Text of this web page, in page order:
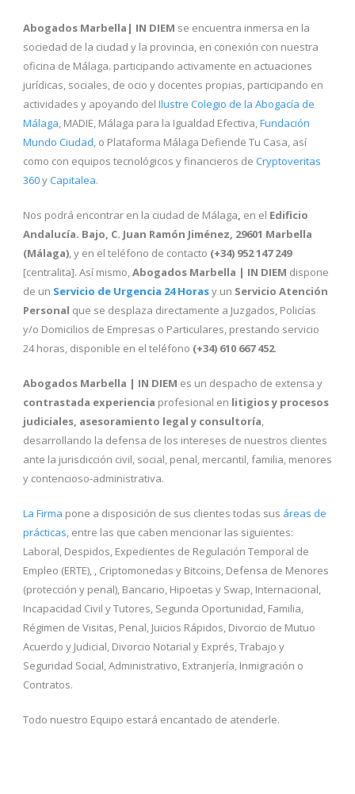
Abogados Marbella| IN DIEM se encuentra inmersa en la
sociedad de la ciudad y la provincia, en conexión con nuestra
oficina de Málaga. participando activamente en actuaciones
jurídicas, sociales, de ocio y docentes propias, participando en
actividades y apoyando del Ilustre Colegio de la Abogacía de
Málaga, MADIE, Málaga para la Igualdad Efectiva,Fundación
Mundo Ciudad, o Plataforma Málaga Defiende Tu Casa, así
como con equipos tecnológicos y financieros de Cryptoveritas
360yCapitalea.
Nos podrá encontrar en la ciudad de Málaga, en el Edificio
Andalucía. Bajo, C. Juan Ramón Jiménez, 29601 Marbella
(Málaga), y en el teléfono de contacto (+34) 952 147 249
[centralita]. Así mismo,Abogados Marbella | IN DIEM dispone
de un Servicio de Urgencia 24 Horasy un Servicio Atención
Personal que se desplaza directamente a Juzgados, Policías
y/o Domicilios de Empresas o Particulares, prestando servicio
24 horas, disponible en el teléfono (+34) 610 667 452.
Abogados Marbella | IN DIEM es un despacho de extensa y
contrastada experiencia profesional en litigios y procesos
judiciales, asesoramiento legal y consultoría,
desarrollando la defensa de los intereses de nuestros clientes
ante la jurisdicción civil, social, penal, mercantil, familia, menores
y contencioso-administrativa.
La Firma pone a disposición de sus clientes todas sus áreas de
prácticas, entre las que caben mencionar las siguientes:
Laboral, Despidos, Expedientes de Regulación Temporal de
Empleo (ERTE), , Criptomonedas y Bitcoins, Defensa de Menores
(protección y penal), Bancario, Hipoetas y Swap, Internacional,
Incapacidad Civil y Tutores, Segunda Oportunidad, Familia,
Régimen de Visitas, Penal, Juicios Rápidos, Divorcio de Mutuo
Acuerdo y Judicial, Divorcio Notarial y Exprés, Trabajo y
Seguridad Social, Administrativo, Extranjería, Inmigración o
Contratos.
Todo nuestro Equipo estará encantado de atenderle.